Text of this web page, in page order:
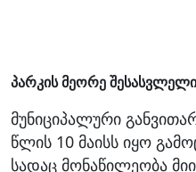
პარკის მეორე შესასვლელი
მუნიციპალური
წლის 10 მაისს იყო
სადაც მონაწილეობა